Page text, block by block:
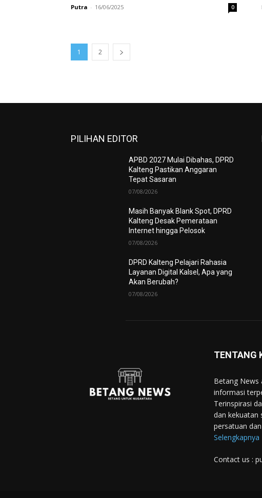
Putra - 16/06/2025 0
1 2
PILIHAN EDITOR
APBD 2027 Mulai Dibahas, DPRD
Kalteng Pastikan Anggaran
Tepat Sasaran
07/08/2026
Masih Banyak Blank Spot, DPRD
Kalteng Desak Pemerataan
Internet hingga Pelosok
07/08/2026
DPRD Kalteng Pelajari Rahasia
Layanan Digital Kalsel, Apa yang
Akan Berubah?
07/08/2026
TENTANG
Betang News
informasi
Terinspirasi
dan kekuatan
persatuan
Selengkapnya
Contact us :